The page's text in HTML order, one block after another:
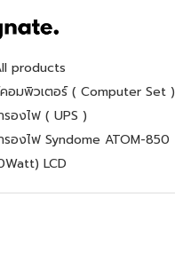
products
อมพิวเตอร์ ( Computer Set )
รองไฟ ( UPS )
รองไฟ Syndome ATOM-850
LCD